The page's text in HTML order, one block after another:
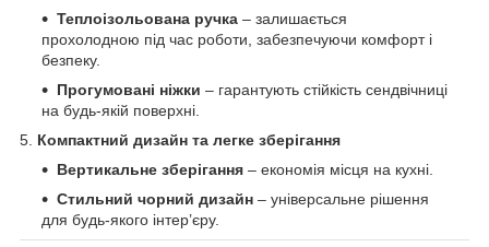
Теплоізольована ручка – залишається
прохолодною під час роботи, забезпечуючи комфорт і
безпеку.
Прогумовані ніжки – гарантують стійкість сендвічниці
на будь-якій поверхні.
5. Компактний дизайн та легке зберігання
Вертикальне зберігання – економія місця на кухні.
Стильний чорний дизайн – універсальне рішення
для будь-якого інтер’єру.